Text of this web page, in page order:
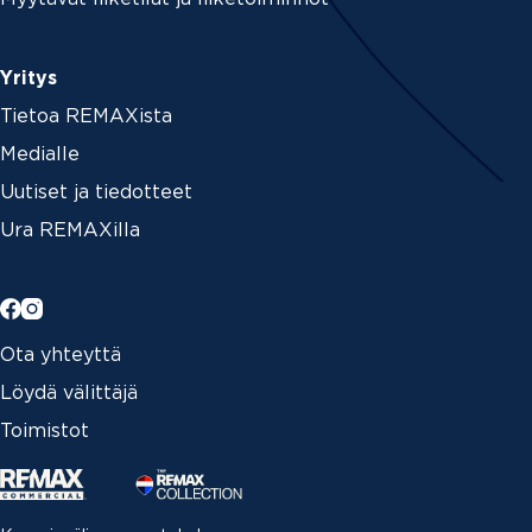
Yritys
Tietoa REMAXista
Medialle
Uutiset ja tiedotteet
Ura REMAXilla
Ota yhteyttä
Löydä välittäjä
Toimistot